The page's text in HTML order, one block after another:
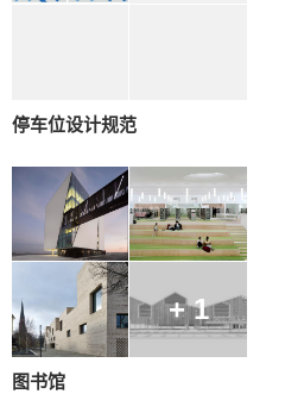
停车位设计规范
+ 1
图书馆